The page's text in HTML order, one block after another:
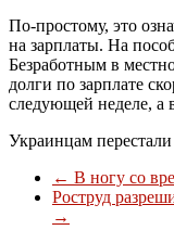
По-простому, это
на зарплаты. На
Безработным в
долги по зарплате
следующей неделе, а
Украинцам
← В ногу со
Роструд
→